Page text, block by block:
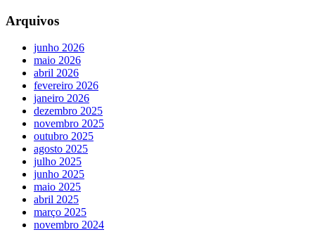
Arquivos
junho 2026
maio 2026
abril 2026
fevereiro 2026
janeiro 2026
dezembro 2025
novembro 2025
outubro 2025
agosto 2025
julho 2025
junho 2025
maio 2025
abril 2025
março 2025
novembro 2024